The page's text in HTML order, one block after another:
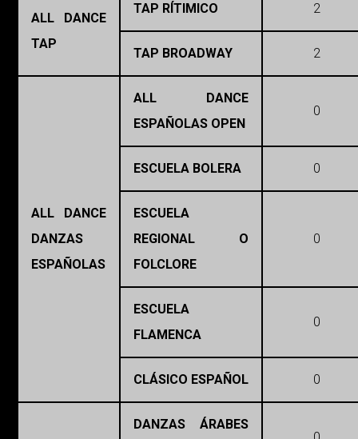
ALL DANCE
TAP
TAP RÍTIMICO 2
TAP BROADWAY 2
ALL DANCE
DANZAS
ESPAÑOLAS
ALL DANCE
ESPAÑOLAS OPEN
0
ESCUELA BOLERA 0
ESCUELA
REGIONAL O
FOLCLORE
0
ESCUELA
FLAMENCA
0
CLÁSICO ESPAÑOL 0
DANZAS ÁRABES